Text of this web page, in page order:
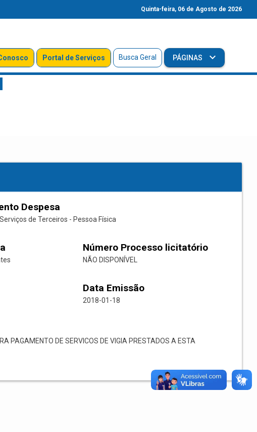
Quinta-feira, 06 de Agosto de 2026
Portal de Serviços Busca Geral PÁGINAS
Despesa
de Terceiros - Pessoa Física
Número Processo licitatório
NÃO DISPONÍVEL
Data Emissão
2018-01-18
PAGAMENTO DE SERVICOS DE VIGIA PRESTADOS A ESTA